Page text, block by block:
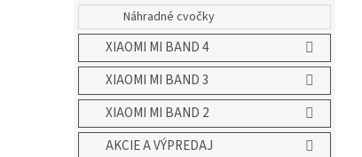
Náhradné cvočky
XIAOMI MI BAND 4
XIAOMI MI BAND 3
XIAOMI MI BAND 2
AKCIE A VÝPREDAJ